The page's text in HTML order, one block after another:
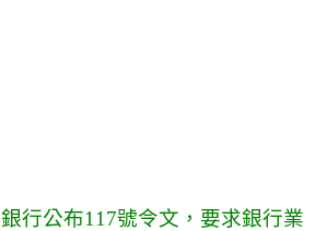
行公布117號令文，要求銀行業